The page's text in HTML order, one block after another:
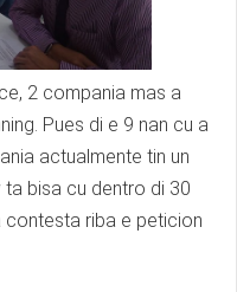
2 compania mas a
Pues di e 9 nan cu a
actualmente tin un
ta bisa cu dentro di 30
riba e peticion